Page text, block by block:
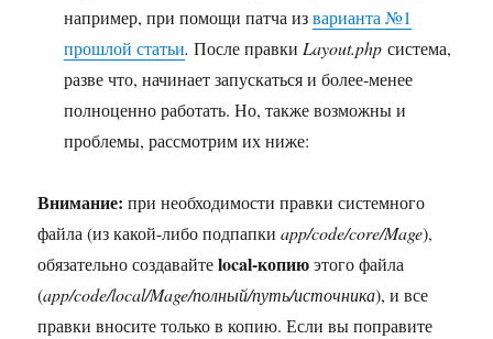
например, при помощи патча изварианта №1
прошлой статьи. После правкиLayout.phpсистема,
разве что, начинает запускаться и более-менее
полноценно работать. Но, также возможны и
проблемы, рассмотрим их ниже:
Внимание: при необходимости правки системного
файла (из какой-либо подпапкиapp/code/core/Mage),
обязательно создавайтеlocal-копиюэтого файла
(app/code/local/Mage/полный/путь/источника), и все
правки вносите только в копию. Если вы поправите